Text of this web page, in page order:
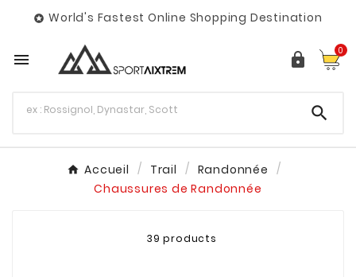
 World's Fastest Online Shopping Destination
  0

Accueil Trail
Randonnée
Chaussures de Randonnée
39 products